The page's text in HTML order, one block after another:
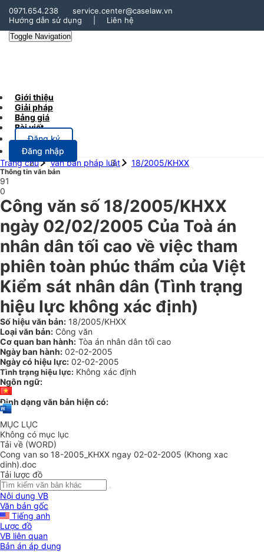
0971.654.238
service.center@caselaw.vn
Hướng dẫn sử dụng
Liên hệ
Toggle Navigation
Giới thiệu
Giải pháp
Bảng giá
Bài viết
Đăng ký
Đăng nhập
Trang chủ
Văn bản pháp luật 18/2005/KHXX
Thông tin văn bản
91
0
Công văn số 18/2005/KHXX
ngày 02/02/2005 Của Toà án
nhân dân tối cao về việc tham
phiên toàn phúc thẩm của Việt
Kiểm sát nhân dân (Tình trạng
hiệu lực không xác định)
Số hiệu văn bản: 18/2005/KHXX
Loại văn bản: Công văn
Cơ quan ban hành: Tòa án nhân dân tối cao
Ngày ban hành: 02-02-2005
Ngày có hiệu lực: 02-02-2005
Tình trạng hiệu lực: Không xác định
Ngôn ngữ:
Định dạng văn bản hiện có:
MỤC LỤC
Không có mục lục
Tải về (WORD)
Cong van so 18-2005_KHXX ngay 02-02-2005 (Khong xac
dinh).doc
Tải lược đồ
Nội dung VB
Văn bản gốc
Tiếng anh
Lược đồ
VB liên quan
Bản án áp dụng